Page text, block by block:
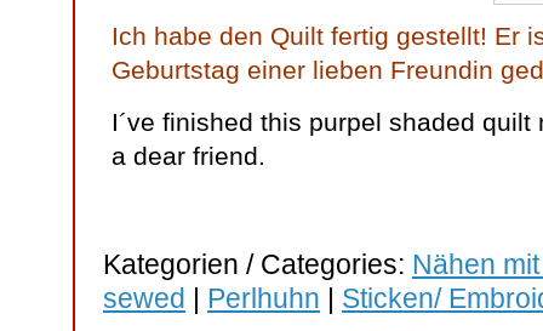
Ich habe den Quilt fertig gestellt! Er
Geburtstag einer lieben Freundin
I´ve finished this purpel shaded
a dear friend.
Kategorien / Categories: Nähen
sewed | Perlhuhn | Sticken/